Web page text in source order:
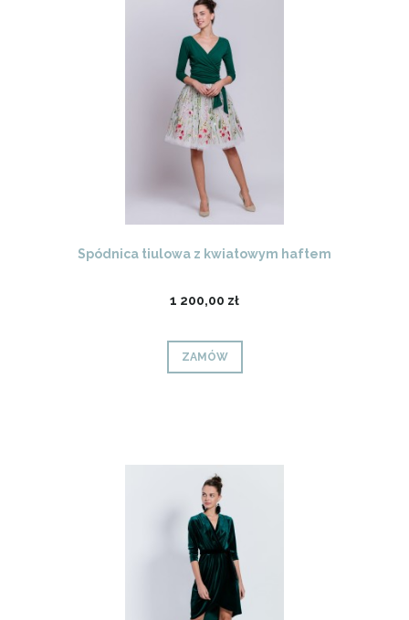
Spódnica tiulowa z kwiatowym haftem
1 200,00 zł
ZAMÓW